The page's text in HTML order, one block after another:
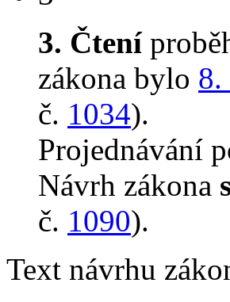
3. Čtení
zákona bylo 8.
č. 1034).
Projednávání
Návrh zákona
č. 1090).
Text návrhu